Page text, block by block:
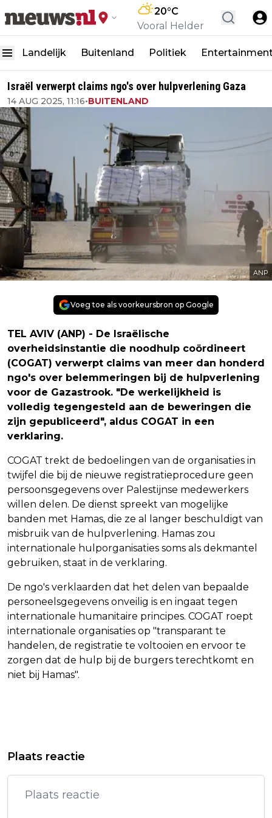
20°C
Vooral Helder
Landelijk Buitenland Politiek
Israël verwerpt claims ngo's over hulpverlening Gaza
14 AUG 2025, 11:16•BUITENLAND
ANP
Voeg toe als voorkeursbron op Google
TEL AVIV (ANP) - De Israëlische
overheidsinstantie die noodhulp coördineert
(COGAT) verwerpt claims van meer dan honderd
ngo's over belemmeringen bij de hulpverlening
voor de Gazastrook. "De werkelijkheid is
volledig tegengesteld aan de beweringen die
zijn gepubliceerd", aldus COGAT in een
verklaring.
COGAT trekt de bedoelingen van de organisaties in
twijfel die bij de nieuwe registratieprocedure geen
persoonsgegevens over Palestijnse medewerkers
willen delen. De dienst spreekt van mogelijke
banden met Hamas, die ze al langer beschuldigt van
misbruik van de hulpverlening. Hamas zou
internationale hulporganisaties soms als dekmantel
gebruiken, staat in de verklaring.
De ngo's verklaarden dat het delen van bepaalde
personeelsgegevens onveilig is en ingaat tegen
internationale humanitaire principes. COGAT roept
internationale organisaties op "transparant te
handelen, de registratie te voltooien en ervoor te
zorgen dat de hulp bij de burgers terechtkomt en
niet bij Hamas".
MAANDAG TOE, WAARSCHUWT RWS
OM WIL TBS VOOR VROUW DIE ZOON
(5) VAN BALKON ZOU HEBBEN
GEGOOID
Plaats reactie